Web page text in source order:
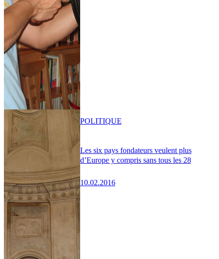
Les six pays fondateurs veulent plus
d’Europe y compris sans tous les 28
10.02.2016
POLITIQUE